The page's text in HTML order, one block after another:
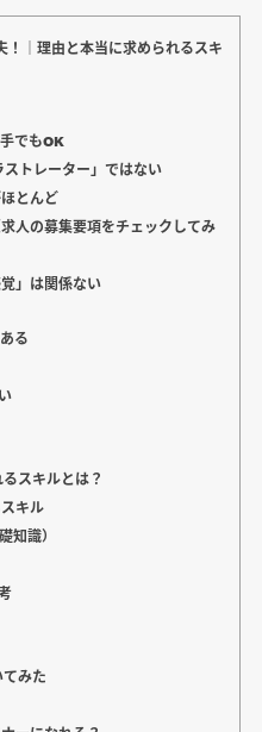
｜理由と本当に求められるスキ
でもOK
トレーター」ではない
とんど
人の募集要項をチェックしてみ
」は関係ない
る
スキルとは？
キル
知識）
みた